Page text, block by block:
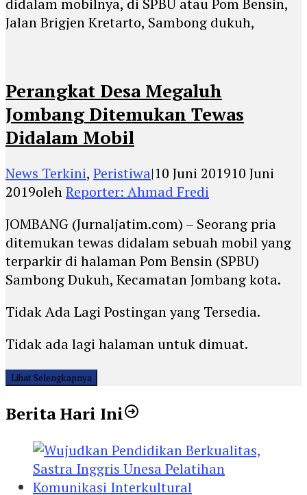
didalam mobilnya, di SPBU atau Pom Bensin,
Jalan Brigjen Kretarto, Sambong dukuh,
Perangkat Desa Megaluh
Jombang Ditemukan Tewas
Didalam Mobil
News Terkini, Peristiwa|10 Juni 201910 Juni
2019olehReporter: Ahmad Fredi
JOMBANG (Jurnaljatim.com) – Seorang pria
ditemukan tewas didalam sebuah mobil yang
terparkir di halaman Pom Bensin (SPBU)
Sambong Dukuh, Kecamatan Jombang kota.
Tidak Ada Lagi Postingan yang Tersedia.
Tidak ada lagi halaman untuk dimuat.
Lihat Selengkapnya
Berita Hari Ini